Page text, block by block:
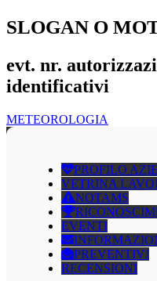
SLOGAN O
evt. nr.
identificativi
METEOROLOGIA
PROFILO
VETRINA
NOTAMS
EVENTI
PREVENTIVI
RECENSIONI